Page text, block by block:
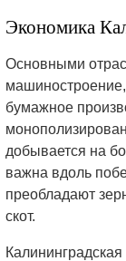
Экономика
Основными
бумажное
добывается на
важна вдоль
преобладают
скот.